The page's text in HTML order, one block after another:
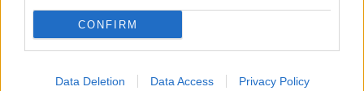
CONFIRM
Data Deletion Data Access Privacy Policy
Danskebank
3 år
0.5 %
5 000